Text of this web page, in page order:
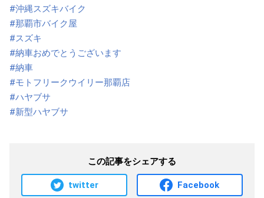
#沖縄スズキバイク
#那覇市バイク屋
#スズキ
#納車おめでとうございます
#納車
#モトフリークウイリー那覇店
#ハヤブサ
#新型ハヤブサ
この記事をシェアする
twitter Facebook